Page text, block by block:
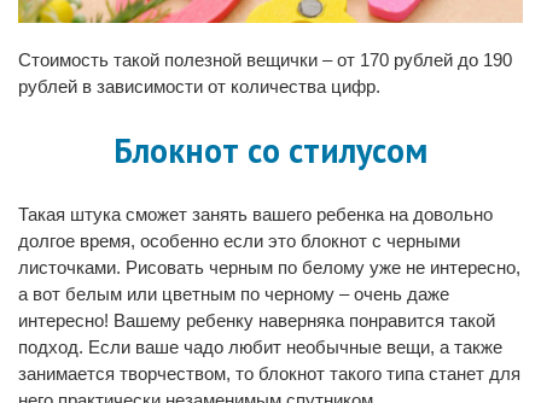
Стоимость такой полезной вещички – от 170 рублей до 190
рублей в зависимости от количества цифр.
Блокнот со стилусом
Такая штука сможет занять вашего ребенка на довольно
долгое время, особенно если это блокнот с черными
листочками. Рисовать черным по белому уже не интересно,
а вот белым или цветным по черному – очень даже
интересно! Вашему ребенку наверняка понравится такой
подход. Если ваше чадо любит необычные вещи, а также
занимается творчеством, то блокнот такого типа станет для